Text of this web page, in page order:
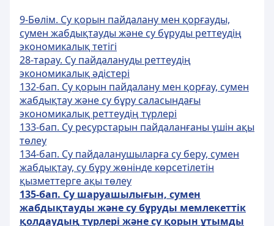
9-Бөлім. Су қорын пайдалану мен қорғауды,
сумен жабдықтауды және су бұруды реттеудің
экономикалық тетігі
28-тарау. Су пайдалануды реттеудің
экономикалық әдістері
132-бап. Су қорын пайдалану мен қорғау, сумен
жабдықтау және су бұру саласындағы
экономикалық реттеудiң түрлерi
133-бап. Су ресурстарын пайдаланғаны үшiн ақы
төлеу
134-бап. Су пайдаланушыларға су беру, сумен
жабдықтау, су бұру жөнiнде көрсетiлетiн
қызметтерге ақы төлеу
135-бап. Су шаруашылығын, сумен
жабдықтауды және су бұруды мемлекеттiк
қолдаудыңтүрлерi және су қорын ұтымды